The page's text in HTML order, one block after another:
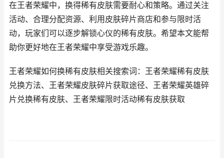
在王者荣耀中，换得稀有皮肤需要耐心和策略。通过关注
活动、合理分配资源、利用皮肤碎片商店和参与限时活
动，玩家们可以逐步解锁心仪的稀有皮肤。希望本文能帮
助你更好地在王者荣耀中享受游戏乐趣。
王者荣耀如何换稀有皮肤相关搜索词：王者荣耀稀有皮肤
兑换方法、王者荣耀皮肤碎片获取途径、王者荣耀英雄碎
片兑换稀有皮肤、王者荣耀限时活动稀有皮肤获取